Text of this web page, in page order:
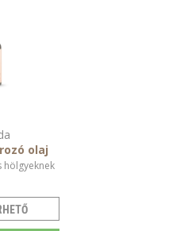
olaj
hölgyeknek